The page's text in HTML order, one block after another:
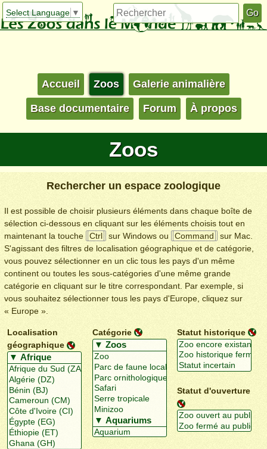
Select Language ▼
Accueil Zoos Galerie animalière
Base documentaire Forum À propos
Zoos
Rechercher un espace zoologique
Il est possible de choisir plusieurs éléments dans chaque boîte de
sélection ci-dessous en cliquant sur les éléments choisis tout en
maintenant la touche
Ctrl sur Windows ou Command
sur Mac.
S'agissant des filtres de localisation géographique et de catégorie,
vous pouvez sélectionner en un clic tous les pays d'un même
continent ou toutes les sous-catégories d'une même grande
catégorie en cliquant sur le titre correspondant. Par exemple, si
vous souhaitez sélectionner tous les pays d'Europe, cliquez sur
« Europe ».
Localisation
géographique
Catégorie Statut historique
Statut d'ouverture